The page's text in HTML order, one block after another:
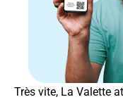
Très vite, La Valette